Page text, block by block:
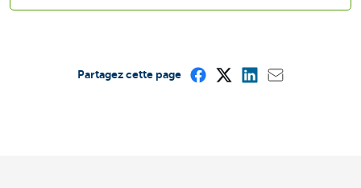
Partagez cette page